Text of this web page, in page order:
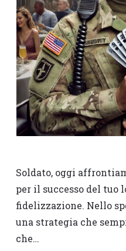
Soldato, oggi
per il successo del tuo
fidelizzazione. Nello
una strategia che
che…